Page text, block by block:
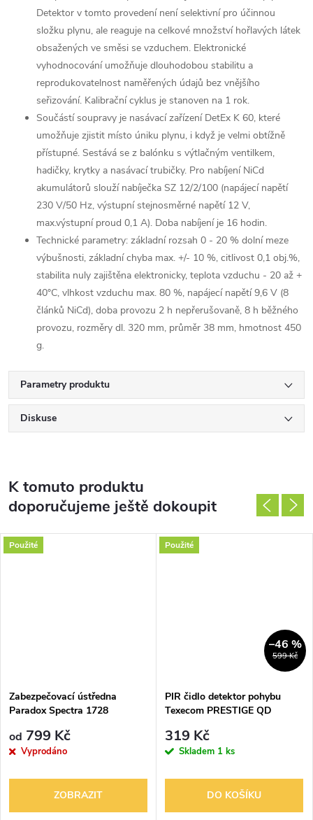
Detektor v tomto provedení není selektivní pro účinnou
složku plynu, ale reaguje na celkové množství hořlavých látek
obsažených ve směsi se vzduchem. Elektronické
vyhodnocování umožňuje dlouhodobou stabilitu a
reprodukovatelnost naměřených údajů bez vnějšího
seřizování. Kalibrační cyklus je stanoven na 1 rok.
Součástí soupravy je nasávací zařízení DetEx K 60, které
umožňuje zjistit místo úniku plynu, i když je velmi obtížně
přístupné. Sestává se z balónku s výtlačným ventilkem,
hadičky, krytky a nasávací trubičky. Pro nabíjení NiCd
akumulátorů slouží nabíječka SZ 12/2/100 (napájecí napětí
230 V/50 Hz, výstupní stejnosměrné napětí 12 V,
max.výstupní proud 0,1 A). Doba nabíjení je 16 hodin.
Technické parametry: základní rozsah 0 - 20 % dolní meze
výbušnosti, základní chyba max. +/- 10 %, citlivost 0,1 obj.%,
stabilita nuly zajištěna elektronicky, teplota vzduchu - 20 až +
40°C, vlhkost vzduchu max. 80 %, napájecí napětí 9,6 V (8
článků NiCd), doba provozu 2 h nepřerušovaně, 8 h běžného
provozu, rozměry dl. 320 mm, průměr 38 mm, hmotnost 450
g.
Parametry produktu
Diskuse
K tomuto produktu
doporučujeme ještě dokoupit
Použité
Zabezpečovací ústředna
Paradox Spectra 1728
od 799 Kč
Vyprodáno
ZOBRAZIT
Použité
599 Kč
–46 %
PIR čidlo detektor pohybu
Texecom PRESTIGE QD
319 Kč
Skladem 1 ks
DO KOŠÍKU